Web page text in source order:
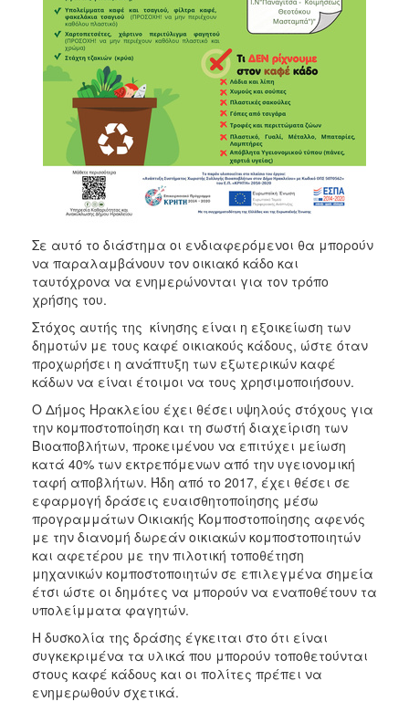
Σε αυτό το διάστημα οι ενδιαφερόμενοι θα μπορούν
να παραλαμβάνουν τον οικιακό κάδο και
ταυτόχρονα να ενημερώνονται για τον τρόπο
χρήσης του.
Στόχος αυτής της κίνησης είναι η εξοικείωση των
δημοτών με τους καφέ οικιακούς κάδους, ώστε όταν
προχωρήσει η ανάπτυξη των εξωτερικών καφέ
κάδων να είναι έτοιμοι να τους χρησιμοποιήσουν.
Ο Δήμος Ηρακλείου έχει θέσει υψηλούς στόχους για
την κομποστοποίηση και τη σωστή διαχείριση των
Βιοαποβλήτων, προκειμένου να επιτύχει μείωση
κατά 40% των εκτρεπόμενων από την υγειονομική
ταφή αποβλήτων. Ήδη από το 2017, έχει θέσει σε
εφαρμογή δράσεις ευαισθητοποίησης μέσω
προγραμμάτων Οικιακής Κομποστοποίησης αφενός
με την διανομή δωρεάν οικιακών κομποστοποιητών
και αφετέρου με την πιλοτική τοποθέτηση
μηχανικών κομποστοποιητών σε επιλεγμένα σημεία
έτσι ώστε οι δημότες να μπορούν να εναποθέτουν τα
υπολείμματα φαγητών.
Η δυσκολία της δράσης έγκειται στο ότι είναι
συγκεκριμένα τα υλικά που μπορούν τοποθετούνται
στους καφέ κάδους και οι πολίτες πρέπει να
ενημερωθούν σχετικά.